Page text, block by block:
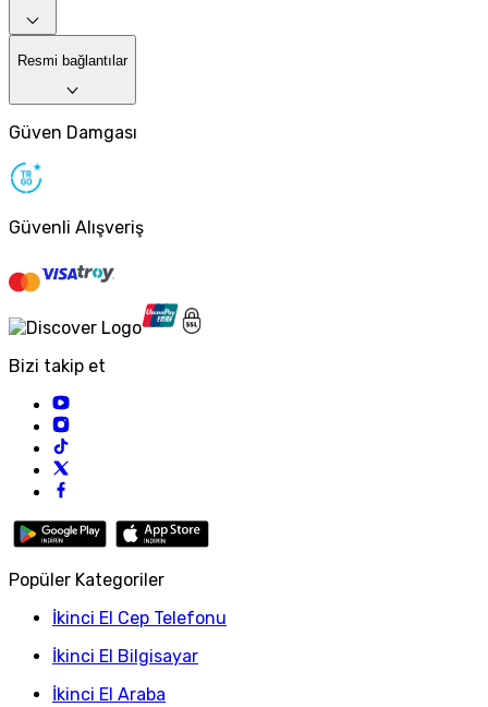
Resmi bağlantılar
Güven Damgası
Güvenli Alışveriş
Bizi takip et
Popüler Kategoriler
İkinci El Cep Telefonu
İkinci El Bilgisayar
İkinci El Araba